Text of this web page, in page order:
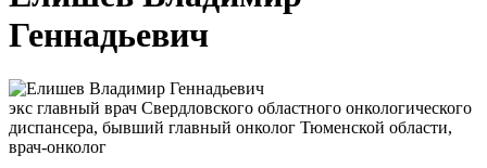
Геннадьевич
экс главный врач Свердловского областного онкологического
диспансера, бывший главный онколог Тюменской области,
врач-онколог